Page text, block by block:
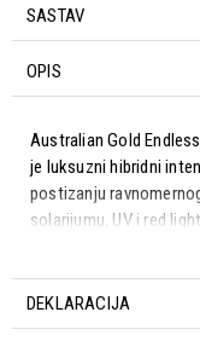
SASTAV
OPIS
Australian Gold
je luksuzni hibridni
postizanju
solarijumu, UV i red
hidrataciju i
sa plaže“ uz negu na
DEKLARACIJA